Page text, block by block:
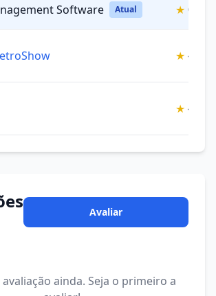
Software Atual ★ 0.0/5
★ 4.5/5
★ 4.25/5
Avaliar
ainda. Seja o primeiro a